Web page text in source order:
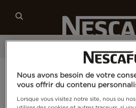
Grand Jeu NESCAFÉ
tente de remporter des
Nous avons besoin de votre
vous offrir du contenu
Lorsque vous visitez notre site, nous ou